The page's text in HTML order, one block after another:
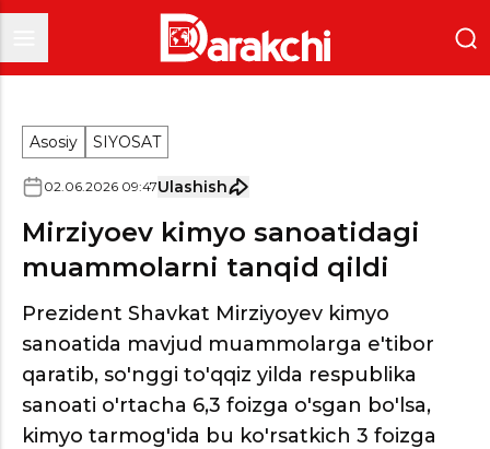
Asosiy SIYOSAT
02.06.2026 09:47Ulashish
Mirziyoev kimyo sanoatidagi
muammolarni tanqid qildi
Prezident Shavkat Mirziyoyev kimyo
sanoatida mavjud muammolarga e'tibor
qaratib, so'nggi to'qqiz yilda respublika
sanoati o'rtacha 6,3 foizga o'sgan bo'lsa,
kimyo tarmog'ida bu ko'rsatkich 3 foizga